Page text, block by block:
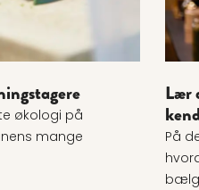
økologi på
mange
Lær
På